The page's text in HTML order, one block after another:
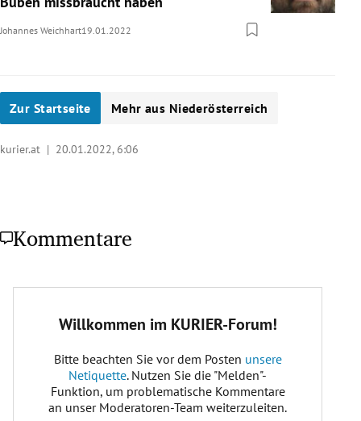
Johannes Weichhart19.01.2022
Zur Startseite Mehr aus Niederösterreich
kurier.at | 20.01.2022, 6:06
Kommentare